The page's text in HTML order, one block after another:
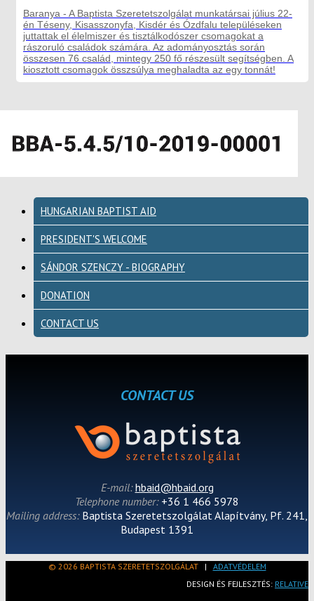
Baranya - A Baptista Szeretetszolgálat munkatársai július 22-
én Téseny, Kisasszonyfa, Kisdér és Ózdfalu településeken
juttattak el élelmiszer és tisztálkodószer csomagokat a
rászoruló családok számára. Az adományosztás során
összesen 76 család, mintegy 250 fő részesült segítségben. A
kiosztott csomagok összsúlya meghaladta az egy tonnát!
HUNGARIAN BAPTIST AID
PRESIDENT'S WELCOME
SÁNDOR SZENCZY - BIOGRAPHY
DONATION
CONTACT US
CONTACT US
E-mail:hbaid@hbaid.org
Telephone number: +36 1 466 5978
Mailing address: Baptista Szeretetszolgálat Alapítvány, Pf. 241,
Budapest 1391
© 2026 BAPTISTA SZERETETSZOLGÁLAT| ADATVÉDELEM
DESIGN ÉS FEJLESZTÉS: RELATIVE